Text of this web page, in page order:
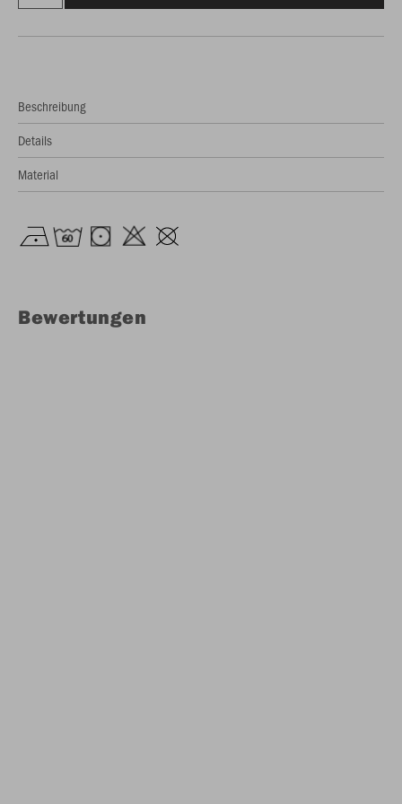
Beschreibung
Details
Material
Bewertungen